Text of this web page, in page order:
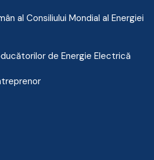
al Consiliului Mondial al Energiei
de Energie Electrică